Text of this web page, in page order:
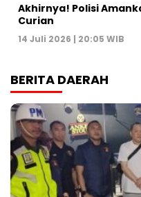
Akhirnya! Polisi
Curian
14 Juli 2026 | 20:05 WIB
BERITA DAERAH